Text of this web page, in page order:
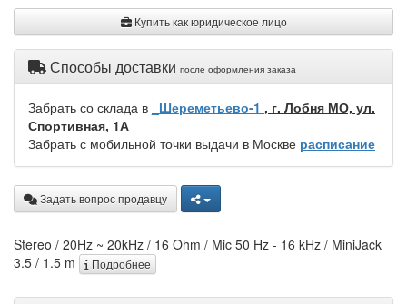
Купить как юридическое лицо
Способы доставки после оформления заказа
Забрать со склада в _Шереметьево-1 , г. Лобня МО, ул.
Спортивная, 1А
Забрать с мобильной точки выдачи в Москве расписание
Задать вопрос продавцу
Stereo / 20Hz ~ 20kHz / 16 Ohm / Mic 50 Hz - 16 kHz / MiniJack
3.5 / 1.5 m
Подробнее